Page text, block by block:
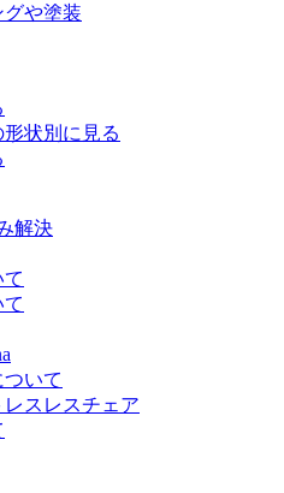
や塗装
状別に見る
解決
いて
スレスチェア